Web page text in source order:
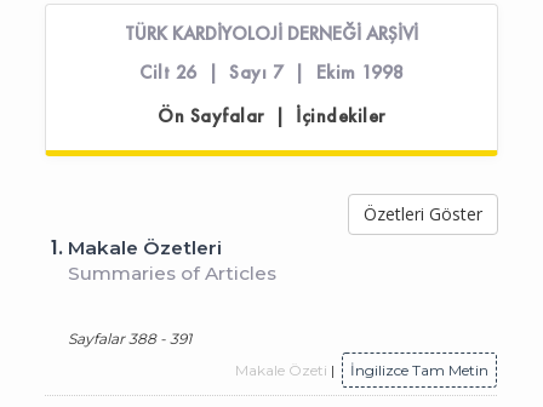
TÜRK KARDİYOLOJİ DERNEĞİ ARŞİVİ
Cilt 26 | Sayı 7 | Ekim 1998
Ön Sayfalar | İçindekiler
Özetleri Göster
1. Makale Özetleri
Summaries of Articles
Sayfalar 388 - 391
Makale Özeti | İngilizce Tam Metin